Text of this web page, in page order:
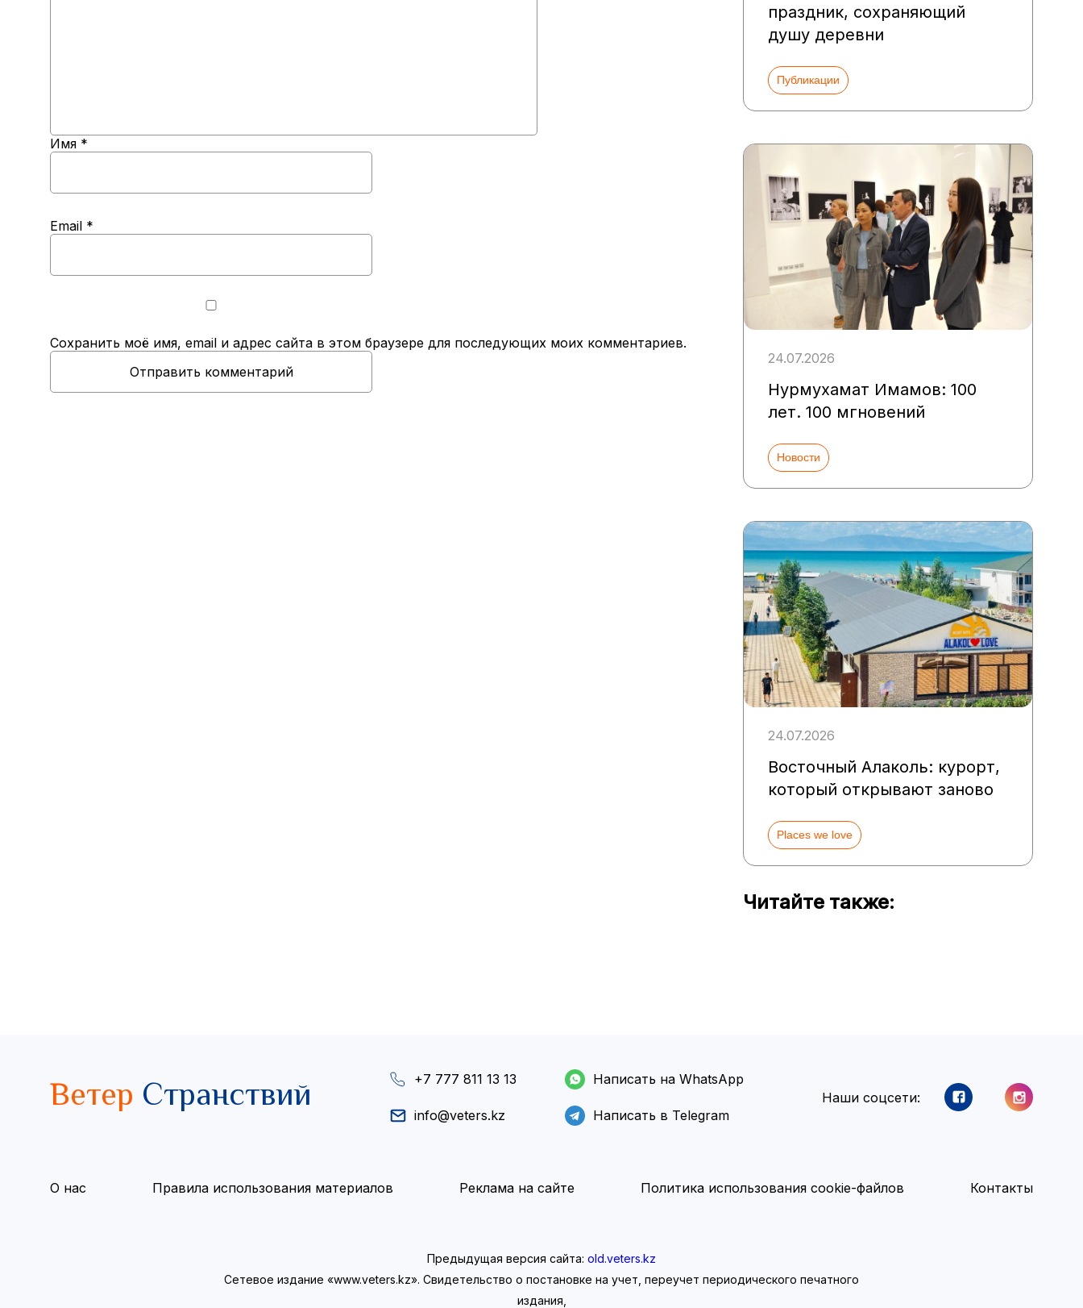
Имя *
Email *
Сохранить моё имя, email и адрес сайта в этом браузере для последующих моих комментариев.
праздник, сохраняющий
душу деревни
Публикации
24.07.2026
Нурмухамат Имамов: 100
лет. 100 мгновений
Новости
24.07.2026
Восточный Алаколь: курорт,
который открывают заново
Places we love
Читайте также:
Ветер Странствий +7 777 811 13 13
info@veters.kz
Написать на WhatsApp
Написать в Telegram
Наши соцсети:
О нас Правила использования материалов Реклама на сайте Политика использования cookie-файлов Контакты
Предыдущая версия сайта: old.veters.kz
Сетевое издание «www.veters.kz». Свидетельство о постановке на учет, переучет периодического печатного
издания,